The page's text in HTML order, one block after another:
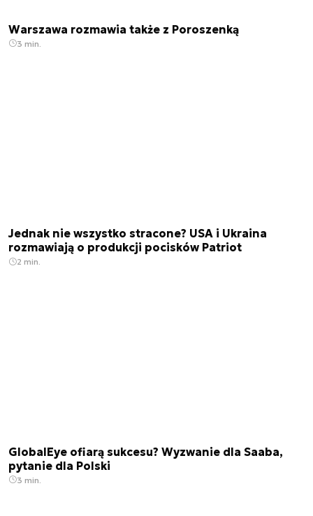
Warszawa rozmawia także z Poroszenką
3 min.
Jednak nie wszystko stracone? USA i Ukraina
rozmawiają o produkcji pocisków Patriot
2 min.
GlobalEye ofiarą sukcesu? Wyzwanie dla Saaba,
pytanie dla Polski
3 min.